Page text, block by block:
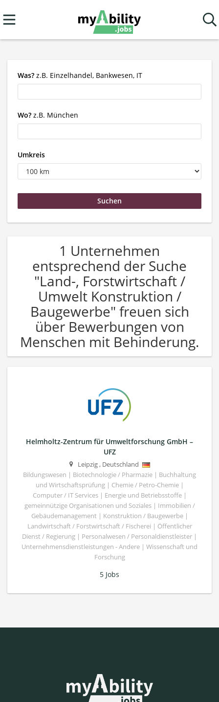
Was? z.B. Einzelhandel, Bankwesen, IT
Wo? z.B. München
Umkreis
1 Unternehmen
entsprechend der Suche
"Land-, Forstwirtschaft /
Umwelt Konstruktion /
Baugewerbe" freuen sich
über Bewerbungen von
Menschen mit Behinderung.
Helmholtz-Zentrum für Umweltforschung GmbH –
UFZ
Leipzig, Deutschland
Bildungswesen | Biotechnologie / Pharmazie | Buchhaltung
und Wirtschaftsprüfung | Chemie / Petro-Chemie |
Computer / IT Services | Energie und Betriebsstoffe |
gemeinnützige Organisationen und Soziales | Immobilien /
Gebäudemanagement | Konstruktion / Baugewerbe |
Landwirtschaft / Forstwirtschaft / Fischerei | Öffentlicher
Dienst / Regierung | Personalwesen / Personaldienstleister |
Unternehmensdienstleistungen - Andere | Wissenschaft und
Forschung
5 Jobs